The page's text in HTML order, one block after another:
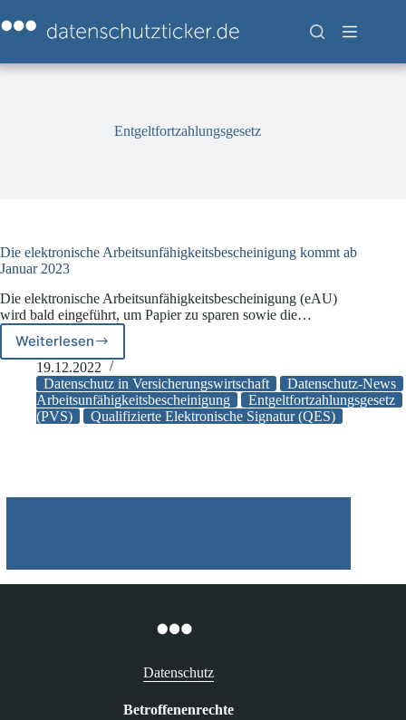
Inhalt
springen
Entgeltfortzahlungsgesetz
Die elektronische Arbeitsunfähigkeitsbescheinigung kommt ab
Januar 2023
Die elektronische Arbeitsunfähigkeitsbescheinigung (eAU)
wird bald eingeführt, um Papier zu sparen sowie die…
Weiterlesen
Die
elektronische
Arbeitsunfähigkeitsbescheinigung
kommt
ab
19.12.2022
Datenschutz in Versicherungswirtschaft
Datenschutz-News
Arbeitsunfähigkeitsbescheinigung
Entgeltfortzahlungsgesetz
(PVS)
Qualifizierte Elektronische Signatur (QES)
Datenschutz
Betroffenenrechte